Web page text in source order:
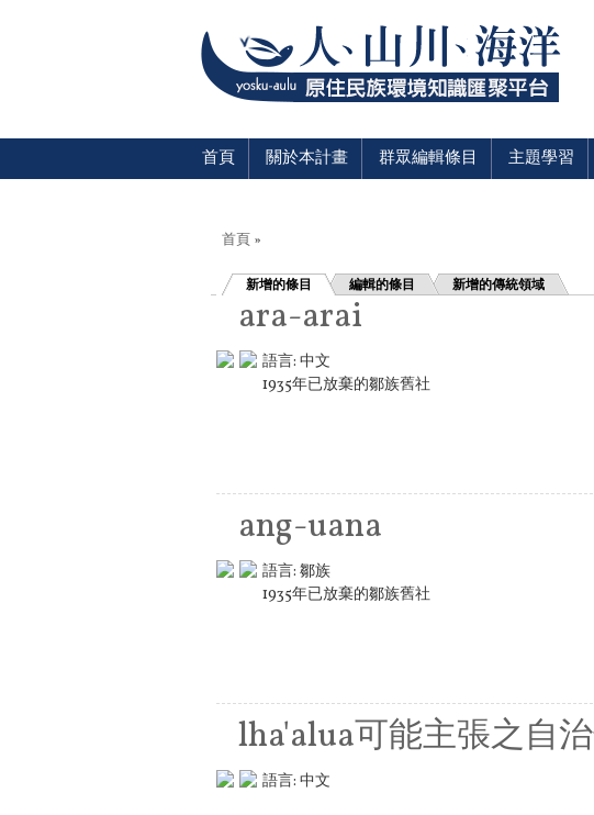
首頁 關於本計畫 群眾編輯條目 主題學習
您在這裡
首頁 »
新增的條目 編輯的條目 新增的傳統領域
ara-arai
語言: 中文
1935年已放棄的鄒族舊社
ang-uana
語言: 鄒族
1935年已放棄的鄒族舊社
lha'alua可能主張之自
語言: 中文